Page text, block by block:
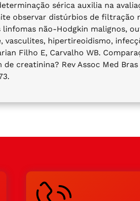
sérica auxilia na
observar distúrbios de filtração
não-Hodgkin malignos,
hipertireoidismo,
Filho E, Carvalho WB.
creatinina? Rev Assoc Med Bras